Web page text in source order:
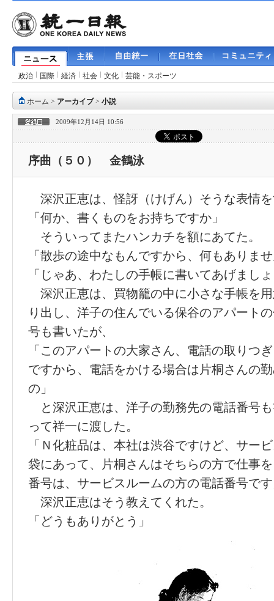
政治 国際 経済 社会 文化 芸能・スポーツ
ホーム > アーカイブ> 小説
2009年12月14日 10:56
序曲（５０） 金鶴泳
深沢正恵は、怪訝（けげん）そうな表情
「何か、書くものをお持ちですか」
そういってまたハンカチを額にあてた。
「散歩の途中なもんですから、何もありま
「じゃあ、わたしの手帳に書いてあげまし
深沢正恵は、買物籠の中に小さな手帳を
り出し、洋子の住んでいる保谷のアパート
号も書いたが、
「このアパートの大家さん、電話の取りつ
ですから、電話をかける場合は片桐さんの
の」
と深沢正恵は、洋子の勤務先の電話番号
って祥一に渡した。
「Ｎ化粧品は、本社は渋谷ですけど、サー
袋にあって、片桐さんはそちらの方で仕事
番号は、サービスルームの方の電話番号で
深沢正恵はそう教えてくれた。
「どうもありがとう」